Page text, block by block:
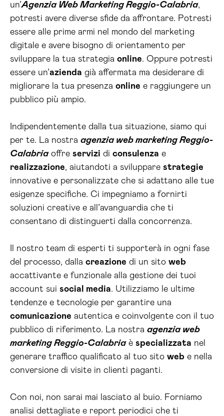
un’Agenzia Web Marketing Reggio-Calabria,
potresti avere diverse sfide da affrontare. Potresti
essere alle prime armi nel mondo del marketing
digitale e avere bisogno di orientamento per
sviluppare la tua strategia online. Oppure potresti
essere un’azienda già affermata ma desiderare di
migliorare la tua presenza online e raggiungere un
pubblico più ampio.
Indipendentemente dalla tua situazione, siamo qui
per te. La nostra agenzia web marketing Reggio-
Calabriaoffre servizi di consulenza e
realizzazione, aiutandoti a sviluppare strategie
innovative e personalizzate che si adattano alle tue
esigenze specifiche. Ci impegniamo a fornirti
soluzioni creative e all’avanguardia che ti
consentano di distinguerti dalla concorrenza.
Il nostro team di esperti ti supporterà in ogni fase
del processo, dalla creazione di un sito web
accattivante e funzionale alla gestione dei tuoi
account sui social media. Utilizziamo le ultime
tendenze e tecnologie per garantire una
comunicazione autentica e coinvolgente con il tuo
pubblico di riferimento. La nostra agenzia web
marketing Reggio-Calabriaè specializzata nel
generare traffico qualificato al tuo sito web e nella
conversione di visite in clienti paganti.
Con noi, non sarai mai lasciato al buio. Forniamo
analisi dettagliate e report periodici che ti